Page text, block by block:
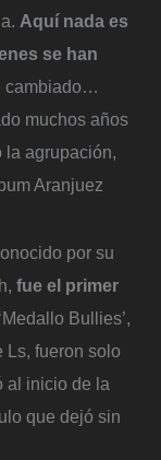
Aquí nada es
se han
cambiado…
muchos años
la agrupación,
Aranjuez
por su
fue el primer
Bullies’,
Ls, fueron solo
al inicio de la
que dejó sin